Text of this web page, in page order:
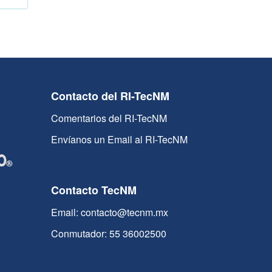
Contacto del RI-TecNM
Comentarios del RI-TecNM
Envíanos un Email al RI-TecNM
Contacto TecNM
Email: contacto@tecnm.mx
Conmutador: 55 36002500